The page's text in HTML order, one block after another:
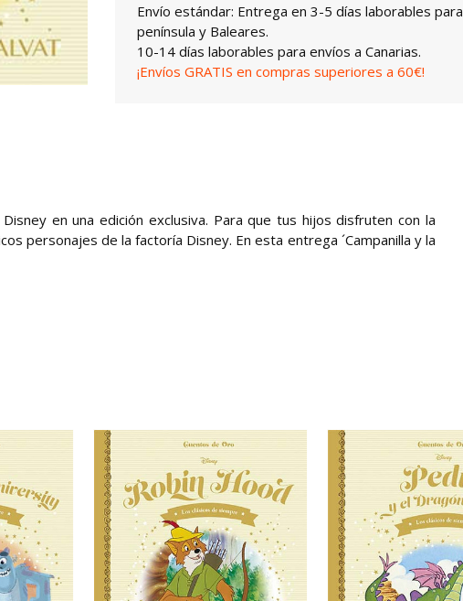
Envío estándar: Entrega en 3-5 días laborables para
península y Baleares.
10-14 días laborables para envíos a Canarias.
¡Envíos GRATIS en compras superiores a 60€!
en una edición exclusiva. Para que tus hijos disfruten con la
personajes de la factoría Disney. En esta entrega ´Campanilla y la